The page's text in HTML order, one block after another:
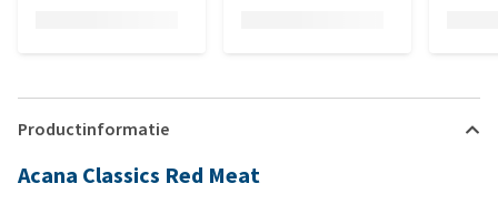
Productinformatie
Acana Classics Red Meat